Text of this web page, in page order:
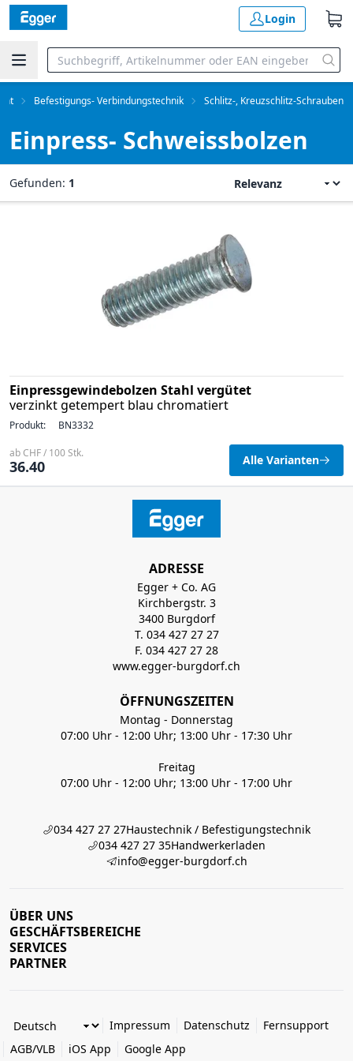
Login
Befestigungs- Verbindungstechnik Schlitz-, Kreuzschlitz-Schrauben
Einpress- Schweissbolzen
Gefunden: 1
Einpressgewindebolzen Stahl vergütet
verzinkt getempert blau chromatiert
Produkt: BN3332
ab CHF / 100 Stk.
36.40 Alle Varianten
ADRESSE
Egger + Co. AG
Kirchbergstr. 3
3400 Burgdorf
T. 034 427 27 27
F. 034 427 27 28
www.egger-burgdorf.ch
ÖFFNUNGSZEITEN
Montag - Donnerstag
07:00 Uhr - 12:00 Uhr; 13:00 Uhr - 17:30 Uhr
Freitag
07:00 Uhr - 12:00 Uhr; 13:00 Uhr - 17:00 Uhr
034 427 27 27Haustechnik / Befestigungstechnik
034 427 27 35Handwerkerladen
info@egger-burgdorf.ch
ÜBER UNS
GESCHÄFTSBEREICHE
SERVICES
PARTNER
Impressum Datenschutz
Fernsupport
AGB/VLB
iOS App Google App